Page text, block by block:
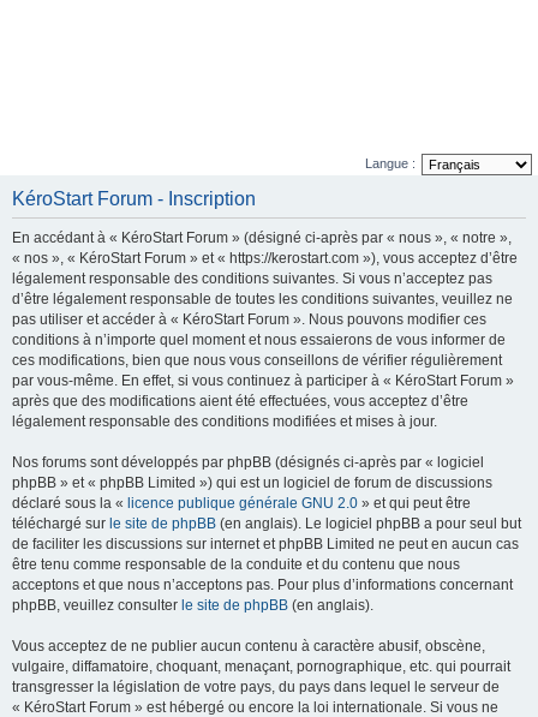
Langue :
KéroStart Forum - Inscription
En accédant à « KéroStart Forum » (désigné ci-après par « nous », « notre »,
« nos », « KéroStart Forum » et « https://kerostart.com »), vous acceptez d’être
légalement responsable des conditions suivantes. Si vous n’acceptez pas
d’être légalement responsable de toutes les conditions suivantes, veuillez ne
pas utiliser et accéder à « KéroStart Forum ». Nous pouvons modifier ces
conditions à n’importe quel moment et nous essaierons de vous informer de
ces modifications, bien que nous vous conseillons de vérifier régulièrement
par vous-même. En effet, si vous continuez à participer à « KéroStart Forum »
après que des modifications aient été effectuées, vous acceptez d’être
légalement responsable des conditions modifiées et mises à jour.
Nos forums sont développés par phpBB (désignés ci-après par « logiciel
phpBB » et « phpBB Limited ») qui est un logiciel de forum de discussions
déclaré sous la « licence publique générale GNU 2.0 » et qui peut être
téléchargé sur le site de phpBB (en anglais). Le logiciel phpBB a pour seul but
de faciliter les discussions sur internet et phpBB Limited ne peut en aucun cas
être tenu comme responsable de la conduite et du contenu que nous
acceptons et que nous n’acceptons pas. Pour plus d’informations concernant
phpBB, veuillez consulter le site de phpBB (en anglais).
Vous acceptez de ne publier aucun contenu à caractère abusif, obscène,
vulgaire, diffamatoire, choquant, menaçant, pornographique, etc. qui pourrait
transgresser la législation de votre pays, du pays dans lequel le serveur de
« KéroStart Forum » est hébergé ou encore la loi internationale. Si vous ne